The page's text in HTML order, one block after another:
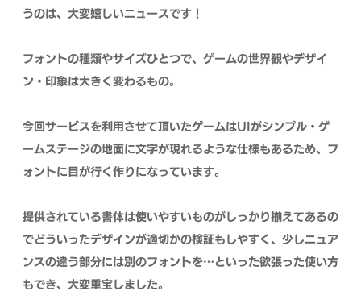
うのは、大変嬉しいニュースです！
フォントの種類やサイズひとつで、ゲームの世界観やデザイ
ン・印象は大きく変わるもの。
今回サービスを利用させて頂いたゲームはUIがシンプル・ゲ
ームステージの地面に文字が現れるような仕様もあるため、フ
ォントに目が行く作りになっています。
提供されている書体は使いやすいものがしっかり揃えてあるの
でどういったデザインが適切かの検証もしやすく、少しニュア
ンスの違う部分には別のフォントを…といった欲張った使い方
もでき、大変重宝しました。